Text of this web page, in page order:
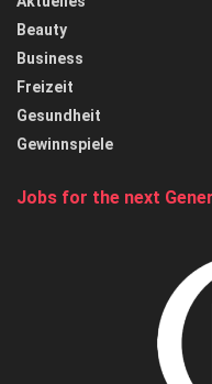
Beauty
Business
Freizeit
Gesundheit
Gewinnspiele
Jobs for the next